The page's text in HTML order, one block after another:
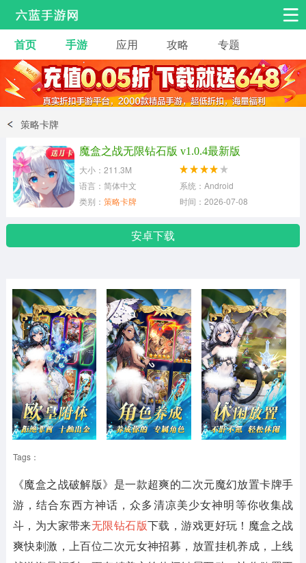
安卓手游 手游工具
热门手游 角色扮演 益智休闲
动作射击
冒险解谜
体育竞技
首页 手游 应用 攻略 专题
策略卡牌
魔盒之战无限钻石版 v1.0.4最新版
大小：211.3M
语言：简体中文
系统：Android
类别： 策略卡牌 时间：2026-07-08
安卓下载
Tags：
《魔盒之战破解版》 是一款超爽的二次元魔幻放置卡牌手
游，结合东西方神话，众多清凉美少女神明等你收集战
斗，为大家带来无限钻石版下载，游戏更好玩！魔盒之战
爽快刺激，上百位二次元女神招募，放置挂机养成，上线